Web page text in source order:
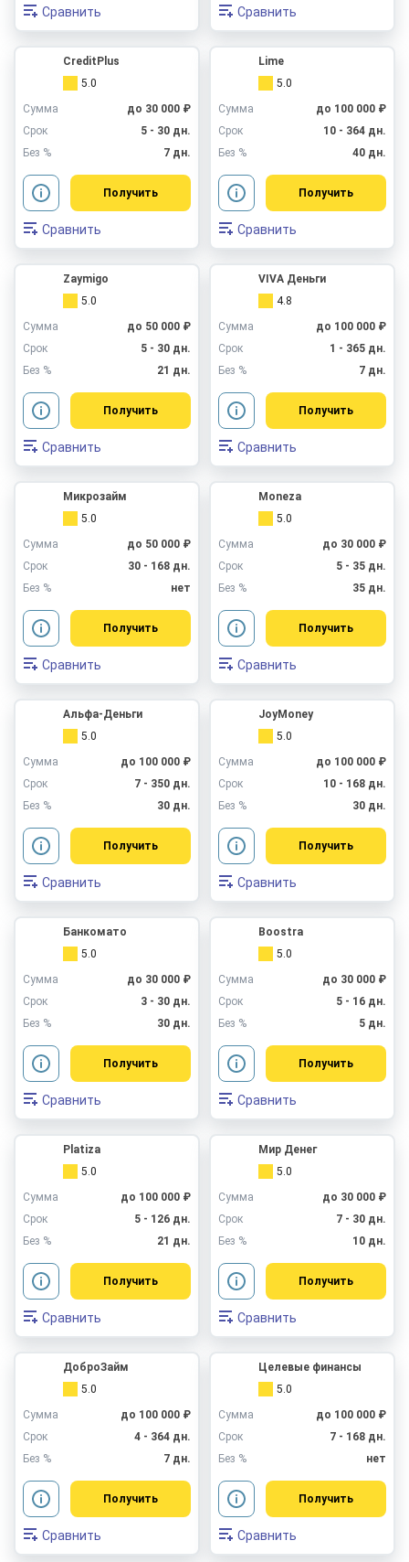
Сравнить Сравнить
CreditPlus
5.0
Сумма
до 30 000 ₽
Срок
5 - 30 дн.
Без %
7 дн.
Получить
Сравнить
Lime
5.0
Сумма
до 100 000 ₽
Срок
10 - 364 дн.
Без %
40 дн.
Получить
Сравнить
Zaymigo
5.0
Сумма
до 50 000 ₽
Срок
5 - 30 дн.
Без %
21 дн.
Получить
Сравнить
VIVA Деньги
4.8
Сумма
до 100 000 ₽
Срок
1 - 365 дн.
Без %
7 дн.
Получить
Сравнить
Микрозайм
5.0
Сумма
до 50 000 ₽
Срок
30 - 168 дн.
Без %
нет
Получить
Сравнить
Moneza
5.0
Сумма
до 30 000 ₽
Срок
5 - 35 дн.
Без %
35 дн.
Получить
Сравнить
Альфа-Деньги
5.0
Сумма
до 100 000 ₽
Срок
7 - 350 дн.
Без %
30 дн.
Получить
Сравнить
JoyMoney
5.0
Сумма
до 100 000 ₽
Срок
10 - 168 дн.
Без %
30 дн.
Получить
Сравнить
Банкомато
5.0
Сумма
до 30 000 ₽
Срок
3 - 30 дн.
Без %
30 дн.
Получить
Сравнить
Boostra
5.0
Сумма
до 30 000 ₽
Срок
5 - 16 дн.
Без %
5 дн.
Получить
Сравнить
Platiza
5.0
Сумма
до 100 000 ₽
Срок
5 - 126 дн.
Без %
21 дн.
Получить
Сравнить
Мир Денег
5.0
Сумма
до 30 000 ₽
Срок
7 - 30 дн.
Без %
10 дн.
Получить
Сравнить
ДоброЗайм
5.0
Сумма
до 100 000 ₽
Срок
4 - 364 дн.
Без %
7 дн.
Получить
Сравнить
Целевые финансы
5.0
Сумма
до 100 000 ₽
Срок
7 - 168 дн.
Без %
нет
Получить
Сравнить